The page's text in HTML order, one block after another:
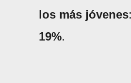
los más jóvenes
19%.